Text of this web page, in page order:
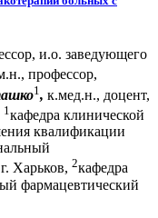
и.о. заведующего
профессор,
1 , к.мед.н., доцент,
1 кафедра клинической
квалификации
Харьков, 2кафедра
фармацевтический